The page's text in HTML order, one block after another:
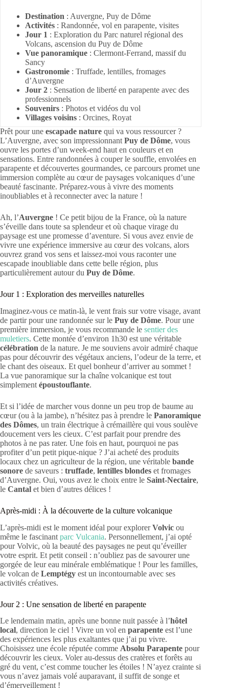
Destination : Auvergne, Puy de Dôme
Activités : Randonnée, vol en parapente, visites
Jour 1 : Exploration du Parc naturel régional des
Volcans, ascension du Puy de Dôme
Vue panoramique : Clermont-Ferrand, massif du
Sancy
Gastronomie : Truffade, lentilles, fromages
d’Auvergne
Jour 2 : Sensation de liberté en parapente avec des
professionnels
Souvenirs : Photos et vidéos du vol
Villages voisins : Orcines, Royat
Prêt pour une escapade nature qui va vous ressourcer ?
L’Auvergne, avec son impressionnant Puy de Dôme, vous
ouvre les portes d’un week-end haut en couleurs et en
sensations. Entre randonnées à couper le souffle, envolées en
parapente et découvertes gourmandes, ce parcours promet une
immersion complète au cœur de paysages volcaniques d’une
beauté fascinante. Préparez-vous à vivre des moments
inoubliables et à reconnecter avec la nature !
Ah, l’Auvergne ! Ce petit bijou de la France, où la nature
s’éveille dans toute sa splendeur et où chaque virage du
paysage est une promesse d’aventure. Si vous avez envie de
vivre une expérience immersive au cœur des volcans, alors
ouvrez grand vos sens et laissez-moi vous raconter une
escapade inoubliable dans cette belle région, plus
particulièrement autour du Puy de Dôme.
Jour 1 : Exploration des merveilles naturelles
Imaginez-vous ce matin-là, le vent frais sur votre visage, avant
de partir pour une randonnée sur le Puy de Dôme. Pour une
première immersion, je vous recommande le sentier des
muletiers. Cette montée d’environ 1h30 est une véritable
célébration de la nature. Je me souviens avoir admiré chaque
pas pour découvrir des végétaux anciens, l’odeur de la terre, et
le chant des oiseaux. Et quel bonheur d’arriver au sommet !
La vue panoramique sur la chaîne volcanique est tout
simplement époustouflante.
Et si l’idée de marcher vous donne un peu trop de baume au
cœur (ou à la jambe), n’hésitez pas à prendre le Panoramique
des Dômes, un train électrique à crémaillère qui vous soulève
doucement vers les cieux. C’est parfait pour prendre des
photos à ne pas rater. Une fois en haut, pourquoi ne pas
profiter d’un petit pique-nique ? J’ai acheté des produits
locaux chez un agriculteur de la région, une véritable bande
sonore de saveurs : truffade, lentilles blondes et fromages
d’Auvergne. Oui, vous avez le choix entre le Saint-Nectaire,
le Cantal et bien d’autres délices !
Après-midi : À la découverte de la culture volcanique
L’après-midi est le moment idéal pour explorerVolvic ou
même le fascinant parc Vulcania. Personnellement, j’ai opté
pour Volvic, où la beauté des paysages ne peut qu’éveiller
votre esprit. Et petit conseil : n’oubliez pas de savourer une
gorgée de leur eau minérale emblématique ! Pour les familles,
le volcan de Lemptégy est un incontournable avec ses
activités créatives.
Jour 2 : Une sensation de liberté en parapente
Le lendemain matin, après une bonne nuit passée à l’hôtel
local, direction le ciel ! Vivre un vol en parapente est l’une
des expériences les plus exaltantes que j’ai pu vivre.
Choisissez une école réputée comme Absolu Parapente pour
découvrir les cieux. Voler au-dessus des cratères et forêts au
gré du vent, c’est comme toucher les étoiles ! N’ayez crainte si
vous n’avez jamais volé auparavant, il suffit de songe et
d’émerveillement !